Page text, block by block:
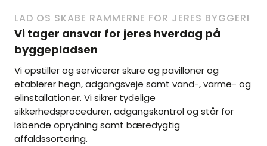
LAD OS SKABE RAMMERNE FOR JERES BYGGERI
Vi tager ansvar for jeres hverdag på
byggepladsen
Vi opstiller og servicerer skure og pavilloner og
etablerer hegn, adgangsveje samt vand-, varme- og
elinstallationer. Vi sikrer tydelige
sikkerhedsprocedurer, adgangskontrol og står for
løbende oprydning samt bæredygtig
affaldssortering.